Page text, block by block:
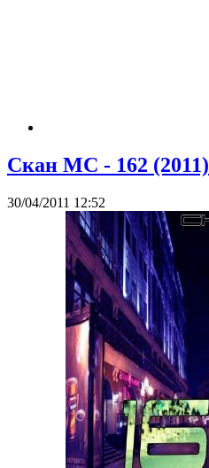
Скан МС - 162 (2011)
30/04/2011 12:52